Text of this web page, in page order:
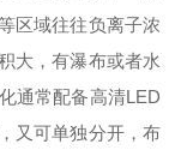
区域往往负离子浓
大，有瀑布或者水
通常配备高清LED
又可单独分开，布